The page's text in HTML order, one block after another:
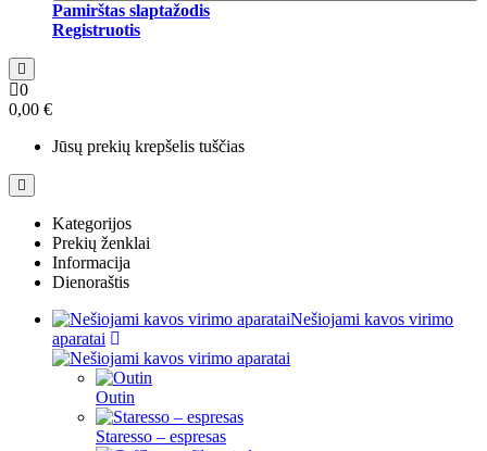
Pamirštas slaptažodis
Registruotis
0
0,00 €
Jūsų prekių krepšelis tuščias
Kategorijos
Prekių ženklai
Informacija
Dienoraštis
Nešiojami kavos virimo
aparatai
Outin
Staresso – espresas